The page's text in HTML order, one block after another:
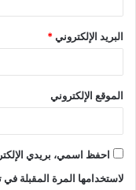
البريد الإلكتروني*
الموقع الإلكتروني
احفظ اسمي، بريدي
لاستخدامها المرة المقبلة في